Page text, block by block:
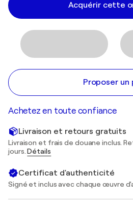
Acquérir cette
Proposer un
Achetez en toute confiance
Livraison et retours gratuits
Livraison et frais de douane inclus.
jours.Détails
Certificat d'authenticité
Signé et inclus avec chaque œuvre